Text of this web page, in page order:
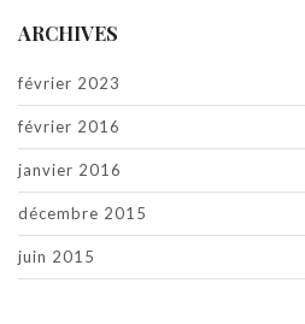
ARCHIVES
février 2023
février 2016
janvier 2016
décembre 2015
juin 2015